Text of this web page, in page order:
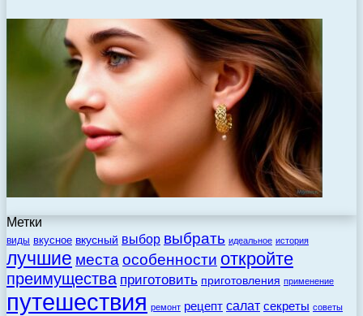
Метки
виды вкусное вкусный выбор выбрать идеальное история
лучшие места особенности откройте
преимущества приготовить приготовления применение
путешествия ремонт рецепт салат секреты советы